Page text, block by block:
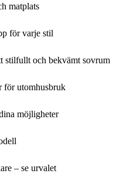
matplats
för varje stil
stilfullt och bekvämt sovrum
för utomhusbruk
möjligheter
– se urvalet